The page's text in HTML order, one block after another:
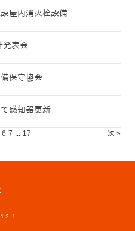
屋内消火栓設備
発表会
保守協会
感知器更新
6 7 17 次 »
1